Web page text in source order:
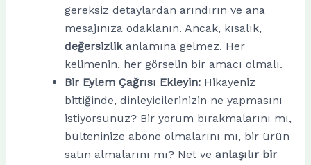
gereksiz detaylardan arındırın ve ana
mesajınıza odaklanın. Ancak, kısalık,
değersizlikanlamına gelmez. Her
kelimenin, her görselin bir amacı olmalı.
Bir Eylem Çağrısı Ekleyin:Hikayeniz
bittiğinde, dinleyicilerinizin ne yapmasını
istiyorsunuz? Bir yorum bırakmalarını mı,
bülteninize abone olmalarını mı, bir ürün
satın almalarını mı? Net ve anlaşılır bir